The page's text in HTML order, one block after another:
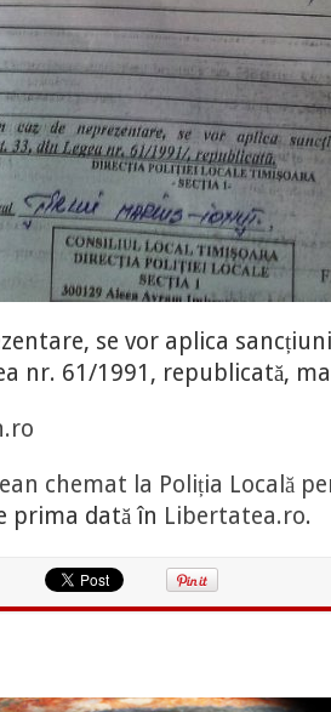
se vor aplica
nr. 61/1991, republicată,
chemat la Poliția Locală
prima dată în Libertatea.ro.